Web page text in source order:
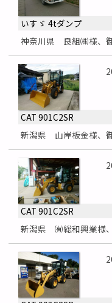
いすゞ 4tダンプ
神奈川県 良組㈱様、
CAT 901C2SR
新潟県 山岸板金様、
CAT 901C2SR
新潟県 ㈲総和興業様